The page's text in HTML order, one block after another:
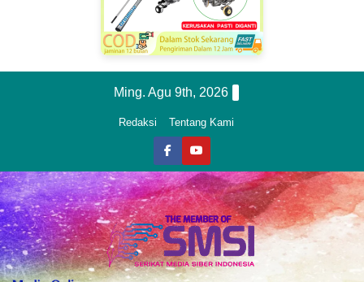
Ming. Agu 9th, 2026
Redaksi Tentang Kami